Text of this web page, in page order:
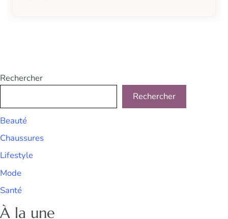
Rechercher
Rechercher
Beauté
Chaussures
Lifestyle
Mode
Santé
À la une